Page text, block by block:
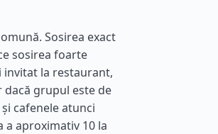
Sosirea exact
sosirea foarte
invitat la restaurant,
grupul este de
cafenele atunci
a aproximativ 10 la